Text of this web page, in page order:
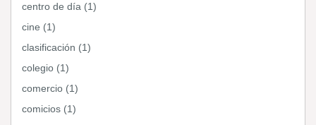
centro de día (1)
cine (1)
clasificación (1)
colegio (1)
comercio (1)
comicios (1)